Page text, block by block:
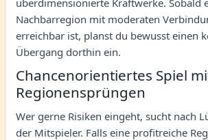
überdimensionierte Kraftwerke. Sobald
Nachbarregion mit moderaten
erreichbar ist, planst du bewusst einen
Übergang dorthin ein.
Chancenorientiertes Spiel
Regionensprüngen
Wer gerne Risiken eingeht, sucht nach
der Mitspieler. Falls eine profitreiche